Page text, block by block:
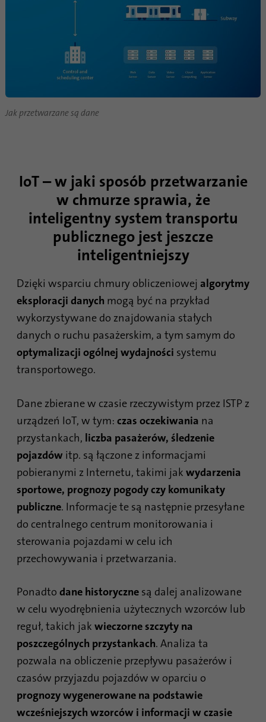
Jak przetwarzane są dane
IoT – w jaki sposób przetwarzanie
w chmurze sprawia, że
inteligentny system transportu
publicznego jest jeszcze
inteligentniejszy
Dzięki wsparciu chmury obliczeniowej algorytmy
eksploracji danych mogą być na przykład
wykorzystywane do znajdowania stałych
danych o ruchu pasażerskim, a tym samym do
optymalizacji ogólnej wydajności systemu
transportowego.
Dane zbierane w czasie rzeczywistym przez ISTP z
urządzeń IoT, w tym: czas oczekiwania na
przystankach, liczba pasażerów, śledzenie
pojazdów itp. są łączone z informacjami
pobieranymi z Internetu, takimi jak wydarzenia
sportowe, prognozy pogody czy komunikaty
publiczne. Informacje te są następnie przesyłane
do centralnego centrum monitorowania i
sterowania pojazdami w celu ich
przechowywania i przetwarzania.
Ponadto dane historycznesą dalej analizowane
w celu wyodrębnienia użytecznych wzorców lub
reguł, takich jak wieczorne szczyty na
poszczególnych przystankach. Analiza ta
pozwala na obliczenie przepływu pasażerów i
czasów przyjazdu pojazdów w oparciu o
prognozy wygenerowane na podstawie
wcześniejszych wzorców i informacji w czasie